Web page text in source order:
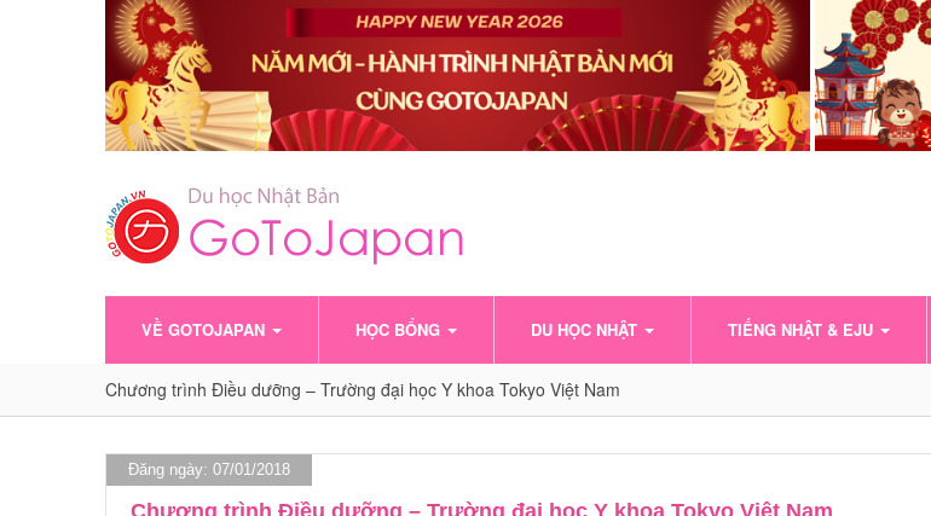
VỀ GOTOJAPAN HỌC BỔNG DU HỌC NHẬT TIẾNG NHẬT & EJU
Chương trình Điều dưỡng – Trường đại học Y khoa Tokyo Việt Nam
Đăng ngày: 07/01/2018
Chương trình Điều dưỡng – Trường đại học Y khoa Tokyo Việt Nam